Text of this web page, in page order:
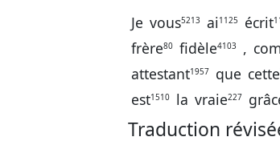
Je vous5213 ai 1125 écrit
frère80 fidèle4103 ,
attestant1957 que cette
est1510 la vraie227
Traduction